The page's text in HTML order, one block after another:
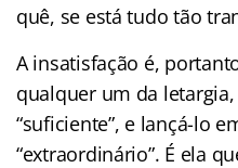
quê, se está tudo tão
A insatisfação é,
qualquer um da
“suficiente”, e lançá-lo
“extraordinário”. É ela